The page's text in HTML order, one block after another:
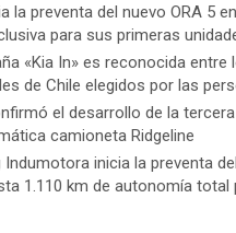
la preventa del nuevo ORA 5
para sus primeras
«Kia In» es reconocida entre
de Chile elegidos por las
el desarrollo de la
camioneta Ridgeline
Indumotora inicia la preventa
1.110 km de autonomía total